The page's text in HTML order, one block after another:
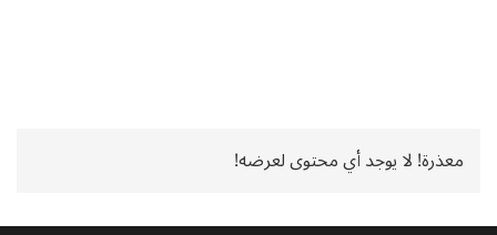
معذرة! لا يوجد أي محتوى لعرضه!